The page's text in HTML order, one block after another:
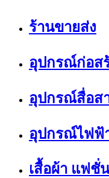
ร้านขายส่ง
อุปกรณ์ก่อส
อุปกรณ์สื่อส
อุปกรณ์ไฟฟ้
เสื้อผ้า แฟชั่น